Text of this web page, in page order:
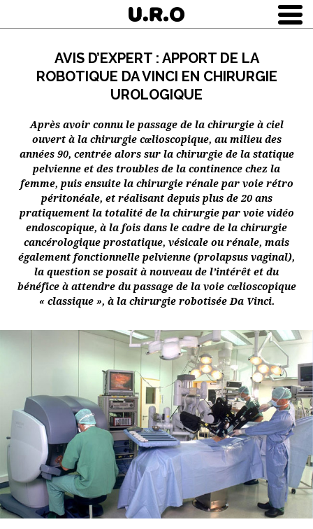
AVIS D’EXPERT : APPORT DE LA
ROBOTIQUE DA VINCI EN CHIRURGIE
UROLOGIQUE
Après avoir connu le passage de la chirurgie à ciel
ouvert à la chirurgie cœlioscopique, au milieu des
années 90, centrée alors sur la chirurgie de la statique
pelvienne et des troubles de la continence chez la
femme, puis ensuite la chirurgie rénale par voie rétro
péritonéale, et réalisant depuis plus de 20 ans
pratiquement la totalité de la chirurgie par voie vidéo
endoscopique, à la fois dans le cadre de la chirurgie
cancérologique prostatique, vésicale ou rénale, mais
également fonctionnelle pelvienne (prolapsus vaginal),
la question se posait à nouveau de l’intérêt et du
bénéfice à attendre du passage de la voie cœlioscopique
« classique », à la chirurgie robotisée Da Vinci.